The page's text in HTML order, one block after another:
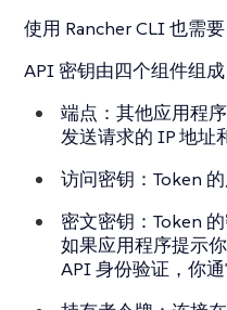
使用 Rancher CLI 也需要
API 密钥由四个组件组成
端点 ：其他应用程
发送请求的 IP 地址
访问密钥 ：Token
密文密钥 ：Token 的
如果应用程序提示
API 身份验证，你